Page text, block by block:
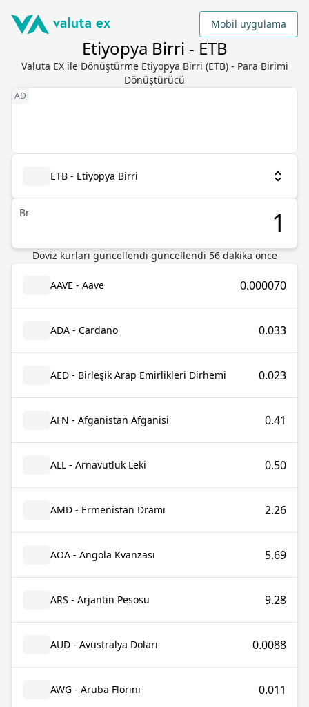
Mobil uygulama
Etiyopya Birri - ETB
Valuta EX ile Dönüştürme Etiyopya Birri (ETB) - Para Birimi
Dönüştürücü
ETB - Etiyopya Birri
Br
Döviz kurları güncellendi güncellendi 56 dakika önce
AAVE - Aave 0.000070
ADA - Cardano 0.033
AED - Birleşik Arap Emirlikleri Dirhemi 0.023
AFN - Afganistan Afganisi 0.41
ALL - Arnavutluk Leki 0.50
AMD - Ermenistan Dramı 2.26
AOA - Angola Kvanzası 5.69
ARS - Arjantin Pesosu 9.28
AUD - Avustralya Doları 0.0088
AWG - Aruba Florini 0.011